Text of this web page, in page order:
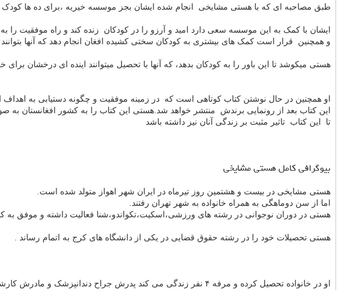
طبق مصاحبه ای که با هستی مشایخی انجام شده ایشان بجز موسسه خیریه ،برای ده ها
ایشان با کمک به این موسسه سعی دارد امید و آرزو را در کودکان زنده کند و راه موفقیت را به
و همچنین قرار است کمک های بیشتری به کودکان سختی کشیده افغان انجام دهد که آنها
هستی میکوشد تا این باور را به کودکان بدهد، که آنها با تحصیل میتوانند اینده ای درخشان برای
او همچنین در حال نوشتن کتاب کوتاهی است که در زمینه موفقیت و چگونه دستیابی به
این کتاب بعد از رونمایی برندش منتشر خواهد شد.هستی این کتاب را به کشور افغانستان به
تا این کتاب تاثیر مثبت بر زندگی آنان نیز داشته باشد
بیوگرافی کامل هستی مشایخی
هستی مشایخی در بیست و هشتمین روز تیرماه در ایران شهر اهواز متولد شده است.
اما از سن دوماهگی به همراه خانواده به شهر تهران رفتند.
هستی در دوران نوجوانی در رشته های ورزشی،اسکیت،تکواندو،شنا فعالیت داشته و موفق
هستی تحصیلات خود را در رشته حقوق قضایی در یکی از دانشگاه های کرج به اتمام رساند .
او در خانواده تحصیل کرده و مرفه ۴ نفر زندگی می کند پدرش جراح دندانپزشک و مادرش کارشناس حقوق قضایی می‌باشد و یک خواهر بزرگتر دارد.